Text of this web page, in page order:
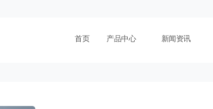
首页 产品中心 新闻资讯